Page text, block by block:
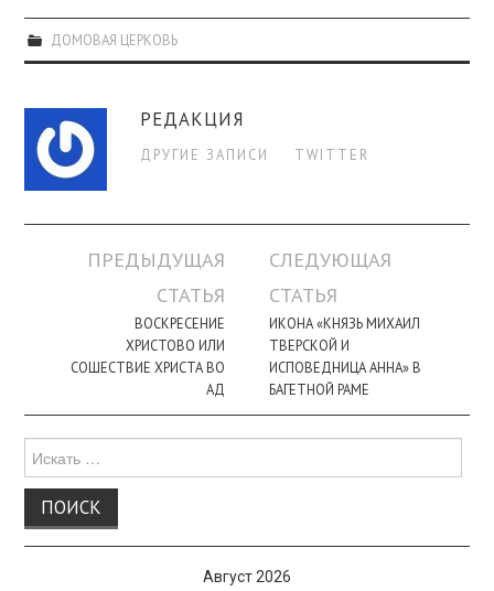
ДОМОВАЯ ЦЕРКОВЬ
РЕДАКЦИЯ
ДРУГИЕ ЗАПИСИ TWITTER
Навигация
ПРЕДЫДУЩАЯ
СТАТЬЯ
ВОСКРЕСЕНИЕ
ХРИСТОВО ИЛИ
СОШЕСТВИЕ ХРИСТА ВО
АД
СЛЕДУЮЩАЯ
СТАТЬЯ
ИКОНА «КНЯЗЬ МИХАИЛ
ТВЕРСКОЙ И
ИСПОВЕДНИЦА АННА» В
БАГЕТНОЙ РАМЕ
для:
Август 2026